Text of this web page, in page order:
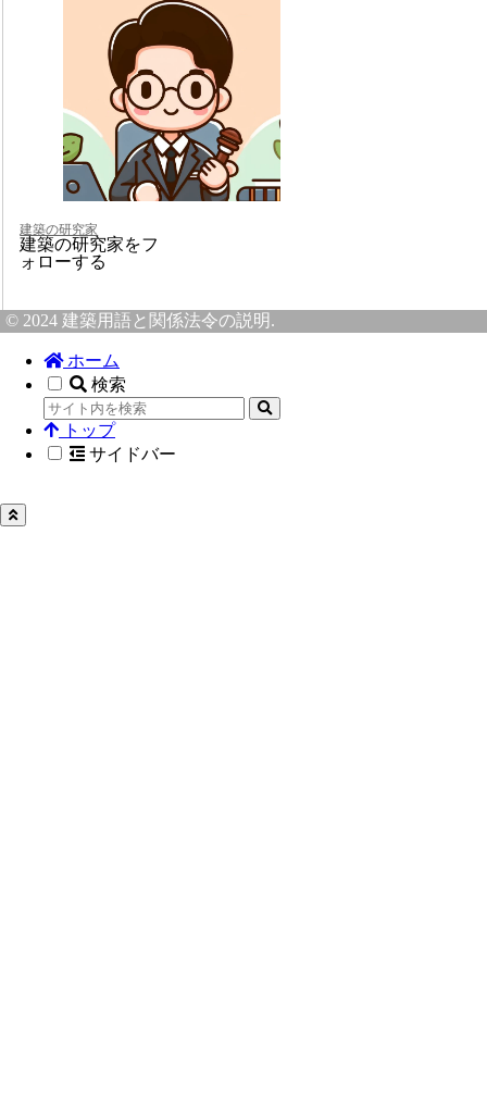
建築の研究家
建築の研究家をフ
ォローする
© 2024 建築用語と関係法令の説明.
ホーム
検索
トップ
サイドバー